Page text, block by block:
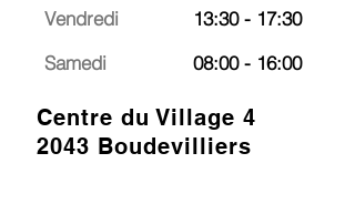
Vendredi
Samedi
13:30 - 17:30
08:00 - 16:00
Centre du Village 4
2043 Boudevilliers